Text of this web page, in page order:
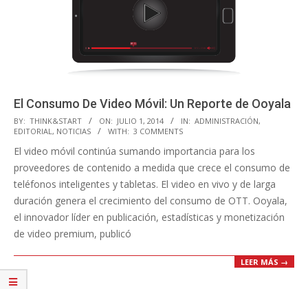
El Consumo De Video Móvil: Un Reporte de Ooyala
2014-
07-
01
BY: THINK&START ON: JULIO 1, 2014 IN: ADMINISTRACIÓN,
EDITORIAL , NOTICIAS WITH: 3 COMMENTS
El video móvil continúa sumando importancia para los
proveedores de contenido a medida que crece el consumo de
teléfonos inteligentes y tabletas. El video en vivo y de larga
duración genera el crecimiento del consumo de OTT. Ooyala,
el innovador líder en publicación, estadísticas y monetización
de video premium, publicó
LEER MÁS →